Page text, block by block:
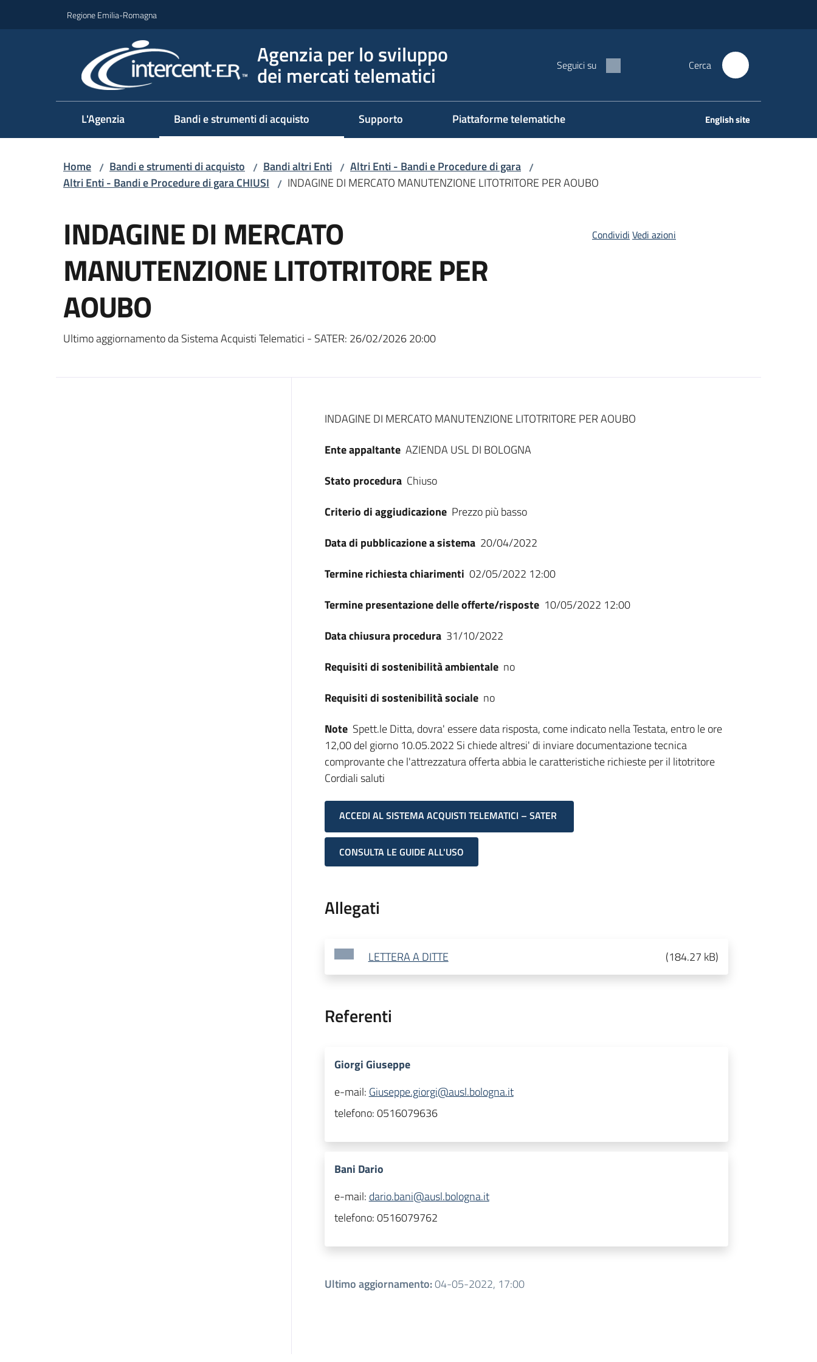
Regione Emilia-Romagna
Agenzia per lo sviluppo
dei mercati telematici Seguici su Cerca
L'Agenzia Bandi e strumenti di acquisto Supporto Piattaforme telematiche English site
Home / Bandi e strumenti di acquisto / Bandi altri Enti / Altri Enti - Bandi e Procedure di gara /
Altri Enti - Bandi e Procedure di gara CHIUSI / INDAGINE DI MERCATO MANUTENZIONE LITOTRITORE PER AOUBO
INDAGINE DI MERCATO
MANUTENZIONE LITOTRITORE PER
AOUBO
Ultimo aggiornamento da Sistema Acquisti Telematici - SATER: 26/02/2026 20:00
Condividi Vedi azioni
Dati del bando
INDAGINE DI MERCATO MANUTENZIONE LITOTRITORE PER AOUBO
Ente appaltante AZIENDA USL DI BOLOGNA
Stato procedura Chiuso
Criterio di aggiudicazione Prezzo più basso
Data di pubblicazione a sistema 20/04/2022
Termine richiesta chiarimenti 02/05/2022 12:00
Termine presentazione delle offerte/risposte 10/05/2022 12:00
Data chiusura procedura 31/10/2022
Requisiti di sostenibilità ambientale no
Requisiti di sostenibilità sociale no
Note Spett.le Ditta, dovra' essere data risposta, come indicato nella Testata, entro le ore
12,00 del giorno 10.05.2022 Si chiede altresi' di inviare documentazione tecnica
comprovante che l'attrezzatura offerta abbia le caratteristiche richieste per il litotritore
Cordiali saluti
ACCEDI AL SISTEMA ACQUISTI TELEMATICI – SATER
CONSULTA LE GUIDE ALL'USO
Allegati
LETTERA A DITTE (184.27 kB)
Referenti
Giorgi Giuseppe
e-mail: Giuseppe.giorgi@ausl.bologna.it
telefono:0516079636
Bani Dario
e-mail: dario.bani@ausl.bologna.it
telefono:0516079762
Ultimo aggiornamento:04-05-2022, 17:00